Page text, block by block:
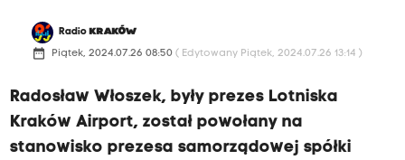
Radio KRAKÓW
date_range Piątek, 2024.07.26 08:50 ( Edytowany Piątek, 2024.07.26 13:14 )
Radosław Włoszek, były prezes Lotniska
Kraków Airport, został powołany na
stanowisko prezesa samorządowej spółki